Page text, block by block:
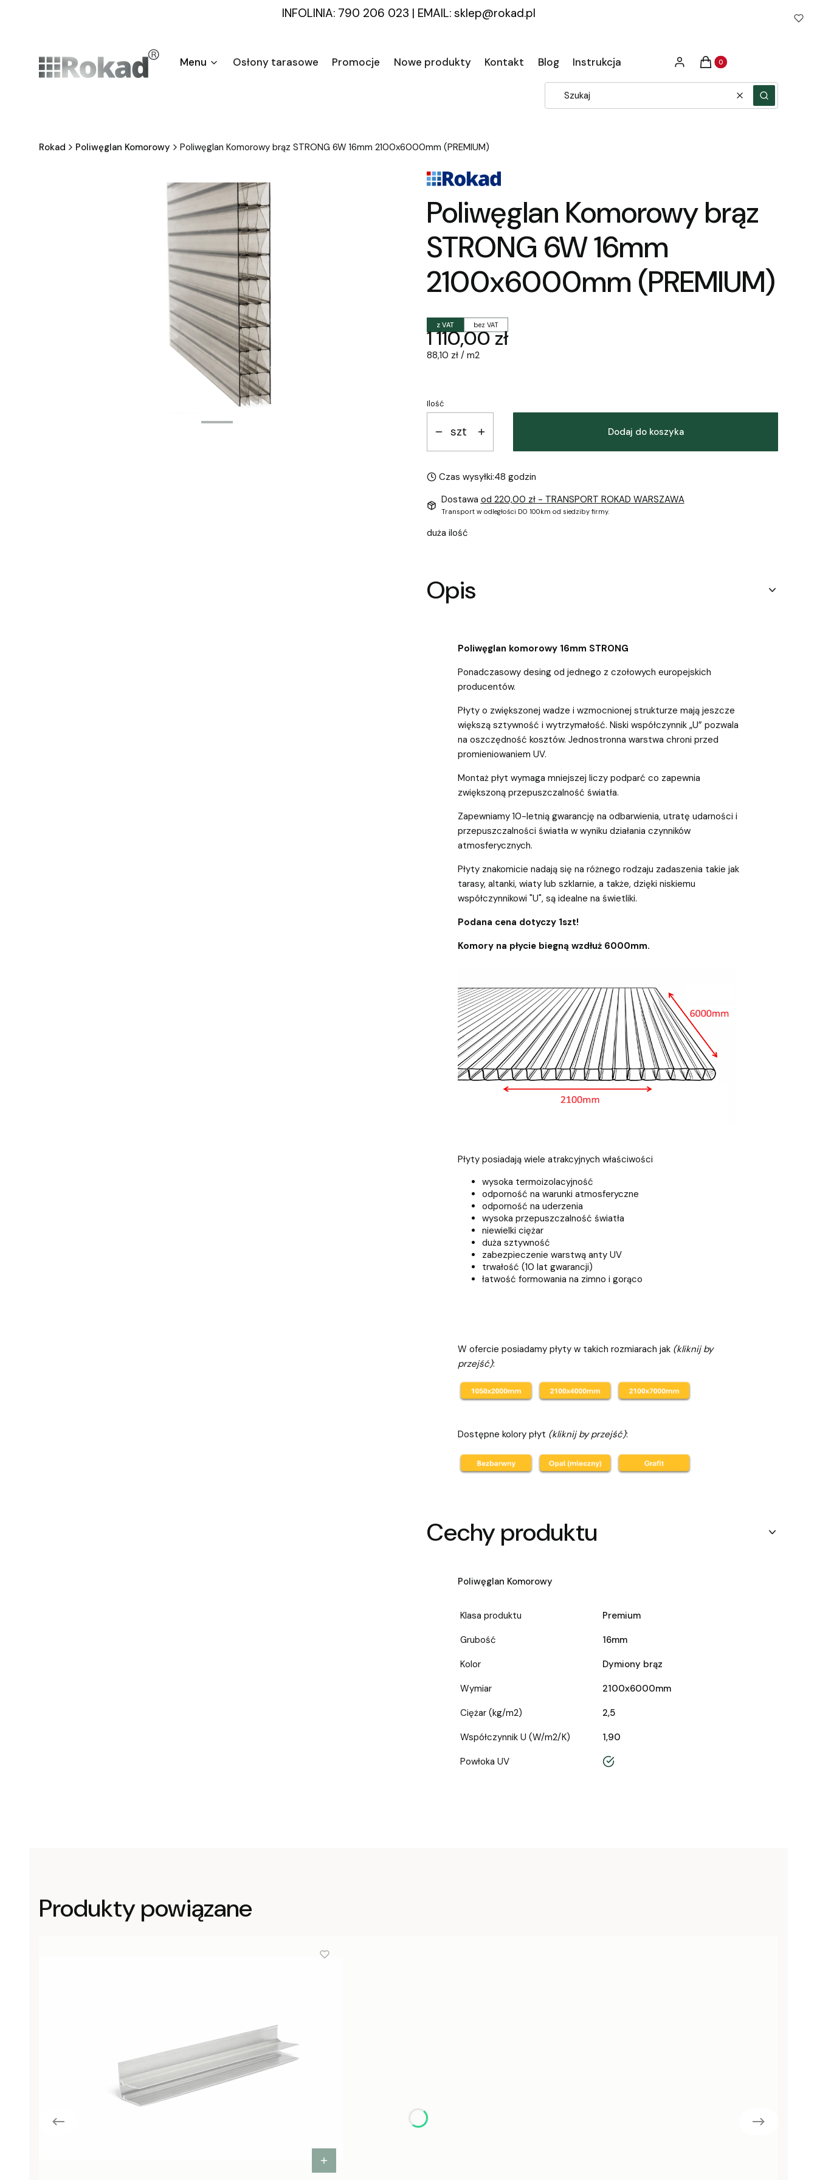
INFOLINIA: 790 206 023 | EMAIL: sklep@rokad.pl
Menu Osłony tarasowe Promocje Nowe produkty Kontakt Blog Instrukcja Zaloguj sięProdukty w koszyku: 0.
Koszyk
WyczyśćSzukaj
Rokad Poliwęglan Komorowy Poliwęglan Komorowy brąz STRONG 6W 16mm 2100x6000mm (PREMIUM)
Poliwęglan Komorowy brąz
STRONG 6W 16mm
2100x6000mm (PREMIUM)
z VAT bez VAT
Cena
1 110,00 zł
88,10 zł / m2
Ilość
szt Dodaj do koszyka
Czas wysyłki:48 godzin
Dostawa od 220,00 zł - TRANSPORT ROKAD WARSZAWA
Transport w odległości DO 100km od siedziby firmy.
duża ilość
Opis
Poliwęglan komorowy 16mm STRONG
Ponadczasowy desing od jednego z czołowych europejskich
producentów.
Płyty o zwiększonej wadze i wzmocnionej strukturze mają jeszcze
większą sztywność i wytrzymałość. Niski współczynnik „U” pozwala
na oszczędność kosztów. Jednostronna warstwa chroni przed
promieniowaniem UV.
Montaż płyt wymaga mniejszej liczy podparć co zapewnia
zwiększoną przepuszczalność światła.
Zapewniamy 10-letnią gwarancję na odbarwienia, utratę udarności i
przepuszczalności światła w wyniku działania czynników
atmosferycznych.
Płyty znakomicie nadają się na różnego rodzaju zadaszenia takie jak
tarasy, altanki, wiaty lub szklarnie, a także, dzięki niskiemu
współczynnikowi "U", są idealne na świetliki.
Podana cena dotyczy 1szt!
Komory na płycie biegną wzdłuż 6000mm.
Płyty posiadają wiele atrakcyjnych właściwości
wysoka termoizolacyjność
odporność na warunki atmosferyczne
odporność na uderzenia
wysoka przepuszczalność światła
niewielki ciężar
duża sztywność
zabezpieczenie warstwą anty UV
trwałość (10 lat gwarancji)
łatwość formowania na zimno i gorąco
W ofercie posiadamy płyty w takich rozmiarach jak (kliknij by
przejść):
Dostępne kolory płyt (kliknij by przejść):
Cechy produktu
Poliwęglan Komorowy
Klasa produktu
Premium
Grubość
16mm
Kolor
Dymiony brąz
Wymiar
2100x6000mm
Ciężar (kg/m2)
2,5
Współczynnik U (W/m2/K)
1,90
Powłoka UV
tak
Produkty powiązane